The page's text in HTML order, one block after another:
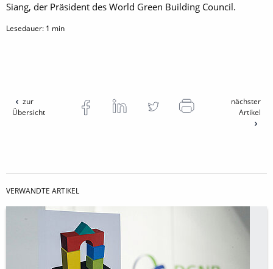
Siang, der Präsident des World Green Building Council.
Lesedauer: 1 min
zur
Übersicht
nächster
Artikel
VERWANDTE ARTIKEL